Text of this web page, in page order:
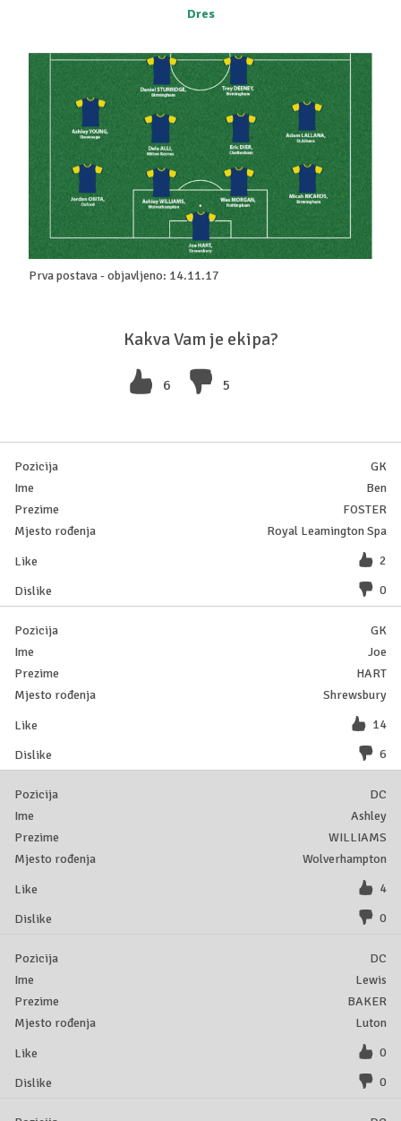
Dres
Kakva Vam je ekipa?
6 5
Prva postava - objavljeno: 14.11.17
GK
Ben
FOSTER
Royal Leamington Spa
2
0
GK
Joe
HART
Shrewsbury
14
6
DC
Ashley
WILLIAMS
Wolverhampton
4
0
DC
Lewis
BAKER
Luton
0
0